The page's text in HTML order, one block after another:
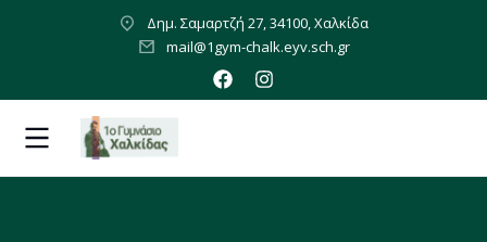
Δημ. Σαμαρτζή 27, 34100, Χαλκίδα
mail@1gym-chalk.eyv.sch.gr